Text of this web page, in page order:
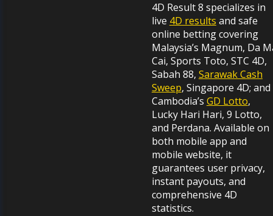
4D Result 8 specializes in
live 4D results and safe
online betting covering
Malaysia’s Magnum, Da
Cai, Sports Toto, STC 4D,
Sabah 88, Sarawak Cash
Sweep, Singapore 4D; and
Cambodia’s GD Lotto,
Lucky Hari Hari, 9 Lotto,
and Perdana. Available on
both mobile app and
mobile website, it
guarantees user privacy,
instant payouts, and
comprehensive 4D
statistics.